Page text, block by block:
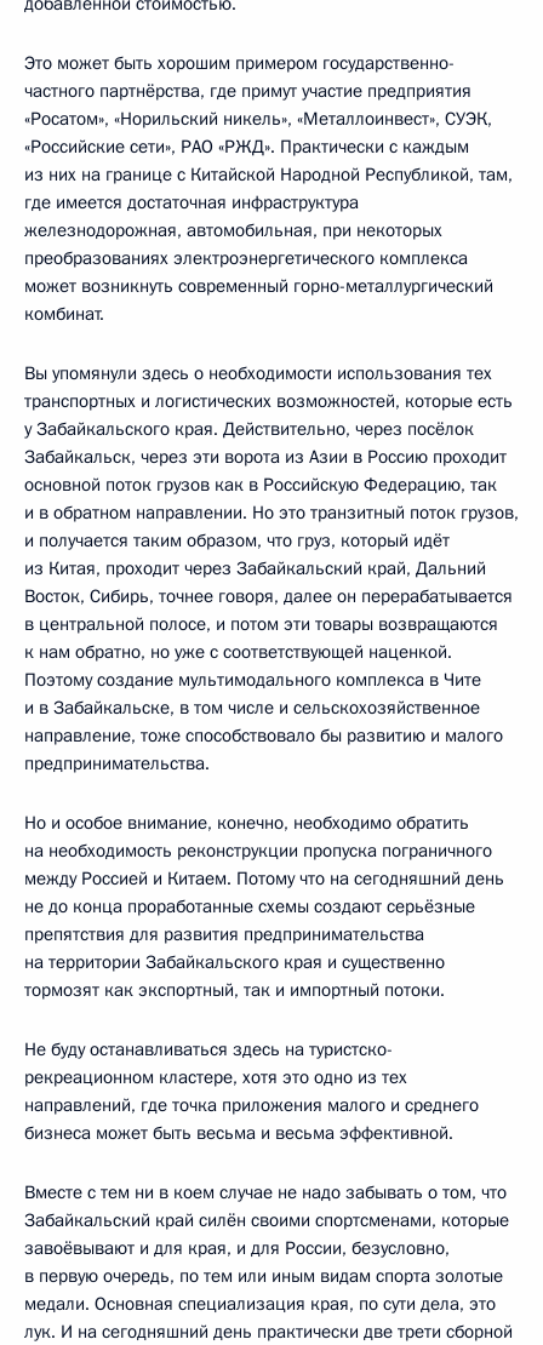
Это может быть хорошим примером государственно-
частного партнёрства, где примут участие предприятия
«Росатом», «Норильский никель», «Металлоинвест», СУЭК,
«Российские сети», РАО «РЖД». Практически с каждым
из них на границе с Китайской Народной Республикой, там,
где имеется достаточная инфраструктура
железнодорожная, автомобильная, при некоторых
преобразованиях электроэнергетического комплекса
может возникнуть современный горно-металлургический
комбинат.
Вы упомянули здесь о необходимости использования тех
транспортных и логистических возможностей, которые есть
у Забайкальского края. Действительно, через посёлок
Забайкальск, через эти ворота из Азии в Россию проходит
основной поток грузов как в Российскую Федерацию, так
и в обратном направлении. Но это транзитный поток грузов,
и получается таким образом, что груз, который идёт
из Китая, проходит через Забайкальский край, Дальний
Восток, Сибирь, точнее говоря, далее он перерабатывается
в центральной полосе, и потом эти товары возвращаются
к нам обратно, но уже с соответствующей наценкой.
Поэтому создание мультимодального комплекса в Чите
и в Забайкальске, в том числе и сельскохозяйственное
направление, тоже способствовало бы развитию и малого
предпринимательства.
Но и особое внимание, конечно, необходимо обратить
на необходимость реконструкции пропуска пограничного
между Россией и Китаем. Потому что на сегодняшний день
не до конца проработанные схемы создают серьёзные
препятствия для развития предпринимательства
на территории Забайкальского края и существенно
тормозят как экспортный, так и импортный потоки.
Не буду останавливаться здесь на туристско-
рекреационном кластере, хотя это одно из тех
направлений, где точка приложения малого и среднего
бизнеса может быть весьма и весьма эффективной.
Вместе с тем ни в коем случае не надо забывать о том, что
Забайкальский край силён своими спортсменами, которые
завоёвывают и для края, и для России, безусловно,
в первую очередь, по тем или иным видам спорта золотые
медали. Основная специализация края, по сути дела, это
лук. И на сегодняшний день практически две трети сборной